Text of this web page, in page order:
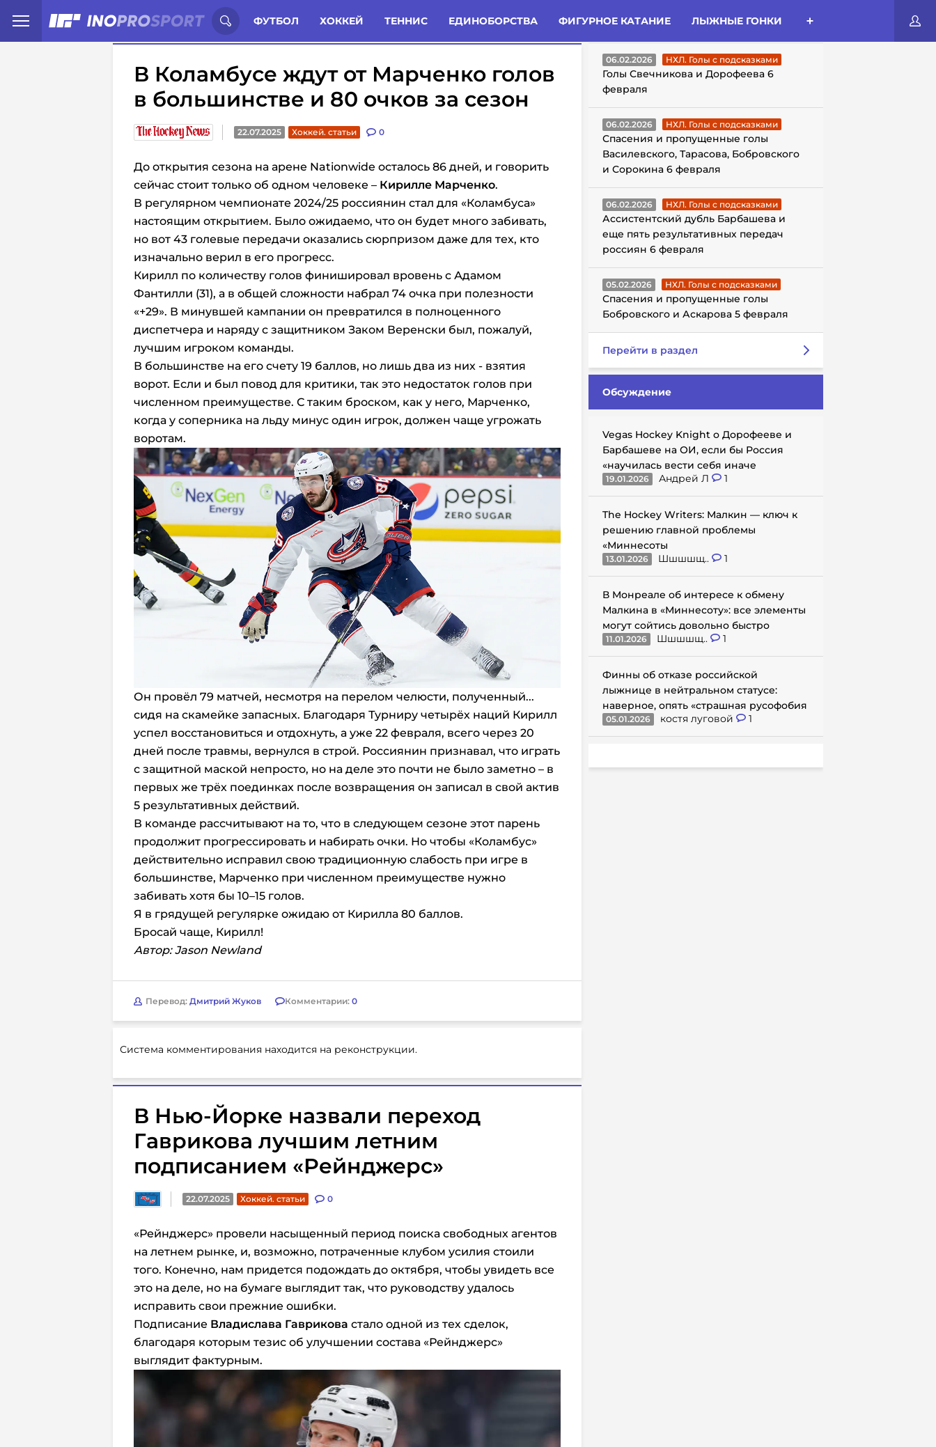
ФУТБОЛ ХОККЕЙ ТЕННИС ЕДИНОБОРСТВА ФИГУРНОЕ КАТАНИЕ ЛЫЖНЫЕ ГОНКИ
Иностранцы о спорте России: Статьи Комменты Новости
В Коламбусе ждут от Марченко голов
в большинстве и 80 очков за сезон
22.07.2025 Хоккей. статьи 0
До открытия сезона на арене Nationwide осталось 86 дней, и говорить
сейчас стоит только об одном человеке – Кирилле Марченко.
В регулярном чемпионате 2024/25 россиянин стал для «Коламбуса»
настоящим открытием. Было ожидаемо, что он будет много забивать,
но вот 43 голевые передачи оказались сюрпризом даже для тех, кто
изначально верил в его прогресс.
Кирилл по количеству голов финишировал вровень с Адамом
Фантилли (31), а в общей сложности набрал 74 очка при полезности
«+29». В минувшей кампании он превратился в полноценного
диспетчера и наряду с защитником Заком Веренски был, пожалуй,
лучшим игроком команды.
В большинстве на его счету 19 баллов, но лишь два из них - взятия
ворот. Если и был повод для критики, так это недостаток голов при
численном преимуществе. С таким броском, как у него, Марченко,
когда у соперника на льду минус один игрок, должен чаще угрожать
воротам.
Он провёл 79 матчей, несмотря на перелом челюсти, полученный...
сидя на скамейке запасных. Благодаря Турниру четырёх наций Кирилл
успел восстановиться и отдохнуть, а уже 22 февраля, всего через 20
дней после травмы, вернулся в строй. Россиянин признавал, что играть
с защитной маской непросто, но на деле это почти не было заметно – в
первых же трёх поединках после возвращения он записал в свой актив
5 результативных действий.
В команде рассчитывают на то, что в следующем сезоне этот парень
продолжит прогрессировать и набирать очки. Но чтобы «Коламбус»
действительно исправил свою традиционную слабость при игре в
большинстве, Марченко при численном преимуществе нужно
забивать хотя бы 10–15 голов.
Я в грядущей регулярке ожидаю от Кирилла 80 баллов.
Бросай чаще, Кирилл!
Автор: Jason Newland
Перевод: Дмитрий Жуков Комментарии: 0
Система комментирования находится на реконструкции.
В Нью-Йорке назвали переход
Гаврикова лучшим летним
подписанием «Рейнджерс»
22.07.2025 Хоккей. статьи 0
«Рейнджерс» провели насыщенный период поиска свободных агентов
на летнем рынке, и, возможно, потраченные клубом усилия стоили
того. Конечно, нам придется подождать до октября, чтобы увидеть все
это на деле, но на бумаге выглядит так, что руководству удалось
исправить свои прежние ошибки.
Подписание Владислава Гаврикова стало одной из тех сделок,
благодаря которым тезис об улучшении состава «Рейнджерс»
выглядит фактурным.
ГОЛЫ С ПОДСКАЗКАМИ
06.02.2026 НХЛ. Голы с подсказками
Голы Свечникова и Дорофеева 6
февраля
06.02.2026 НХЛ. Голы с подсказками
Спасения и пропущенные голы
Василевского, Тарасова, Бобровского
и Сорокина 6 февраля
06.02.2026 НХЛ. Голы с подсказками
Ассистентский дубль Барбашева и
еще пять результативных передач
россиян 6 февраля
05.02.2026 НХЛ. Голы с подсказками
Спасения и пропущенные голы
Бобровского и Аскарова 5 февраля
Перейти в раздел
Обсуждение
Vegas Hockey Knight о Дорофееве и
Барбашеве на ОИ, если бы Россия
«научилась вести себя иначе
19.01.2026 Андрей Л 1
The Hockey Writers: Малкин — ключ к
решению главной проблемы
«Миннесоты
13.01.2026 Шшшшщ.. 1
В Монреале об интересе к обмену
Малкина в «Миннесоту»: все элементы
могут сойтись довольно быстро
11.01.2026 Шшшшщ.. 1
Финны об отказе российской
лыжнице в нейтральном статусе:
наверное, опять «страшная русофобия
05.01.2026 костя луговой 1